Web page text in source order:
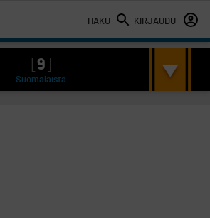
HAKU KIRJAUDU
9
Suomalaista